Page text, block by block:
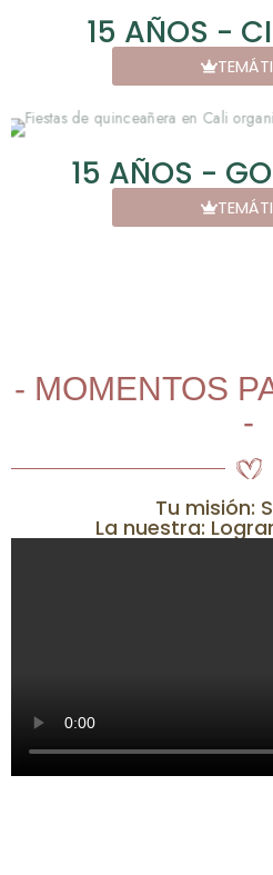
15 AÑOS -
15 AÑOS -
- MOMENTOS
-
Tu misión:
La nuestra: